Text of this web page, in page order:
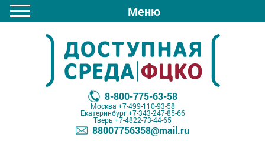
Меню
8-800-775-63-58
Москва +7-499-110-93-58
Екатеринбург+7-343-247-85-66
Тверь +7-4822-73-44-65
88007756358@mail.ru